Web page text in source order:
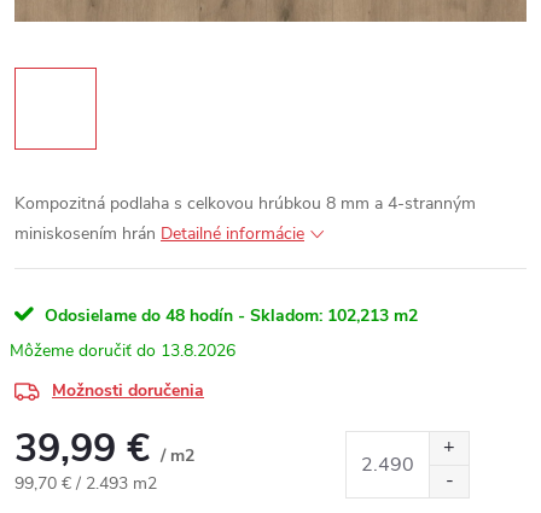
Kompozitná podlaha s celkovou hrúbkou 8 mm a 4-stranným
miniskosením hrán Detailné informácie
Odosielame do 48 hodín - Skladom: 102,213 m2
13.8.2026
Možnosti doručenia
39,99 € / m2
Jednotková cena:
99,70 € / 2.493 m2